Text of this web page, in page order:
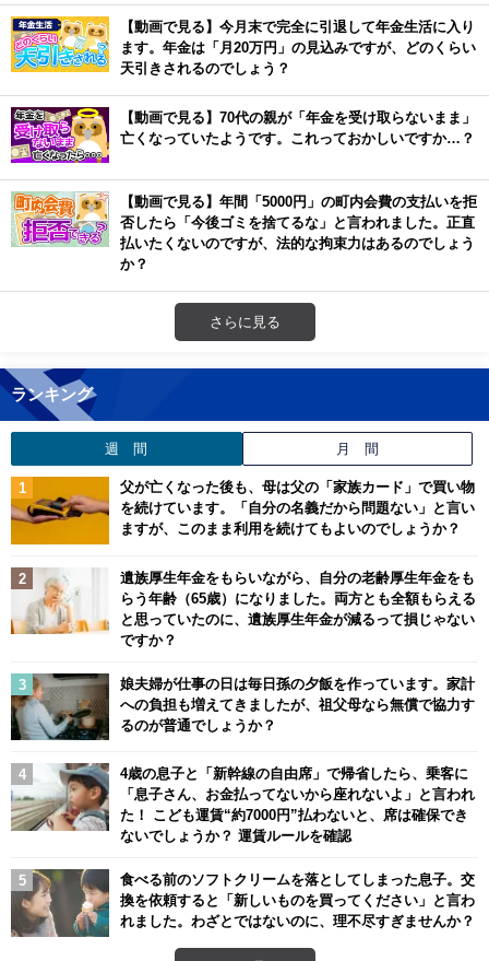
【動画で見る】今月末で完全に引退して年金生活に入り
ます。年金は「月20万円」の見込みですが、どのくらい
天引きされるのでしょう？
【動画で見る】70代の親が「年金を受け取らないまま」
亡くなっていたようです。これっておかしいですか…？
【動画で見る】年間「5000円」の町内会費の支払いを拒
否したら「今後ゴミを捨てるな」と言われました。正直
払いたくないのですが、法的な拘束力はあるのでしょう
か？
さらに見る
ランキング
週 間 月 間
父が亡くなった後も、母は父の「家族カード」で買い物
を続けています。「自分の名義だから問題ない」と言い
ますが、このまま利用を続けてもよいのでしょうか？
遺族厚生年金をもらいながら、自分の老齢厚生年金をも
らう年齢（65歳）になりました。両方とも全額もらえる
と思っていたのに、遺族厚生年金が減るって損じゃない
ですか？
娘夫婦が仕事の日は毎日孫の夕飯を作っています。家計
への負担も増えてきましたが、祖父母なら無償で協力す
るのが普通でしょうか？
4歳の息子と「新幹線の自由席」で帰省したら、乗客に
「息子さん、お金払ってないから座れないよ」と言われ
た！ こども運賃“約7000円”払わないと、席は確保でき
ないでしょうか？ 運賃ルールを確認
食べる前のソフトクリームを落としてしまった息子。交
換を依頼すると「新しいものを買ってください」と言わ
れました。わざとではないのに、理不尽すぎませんか？